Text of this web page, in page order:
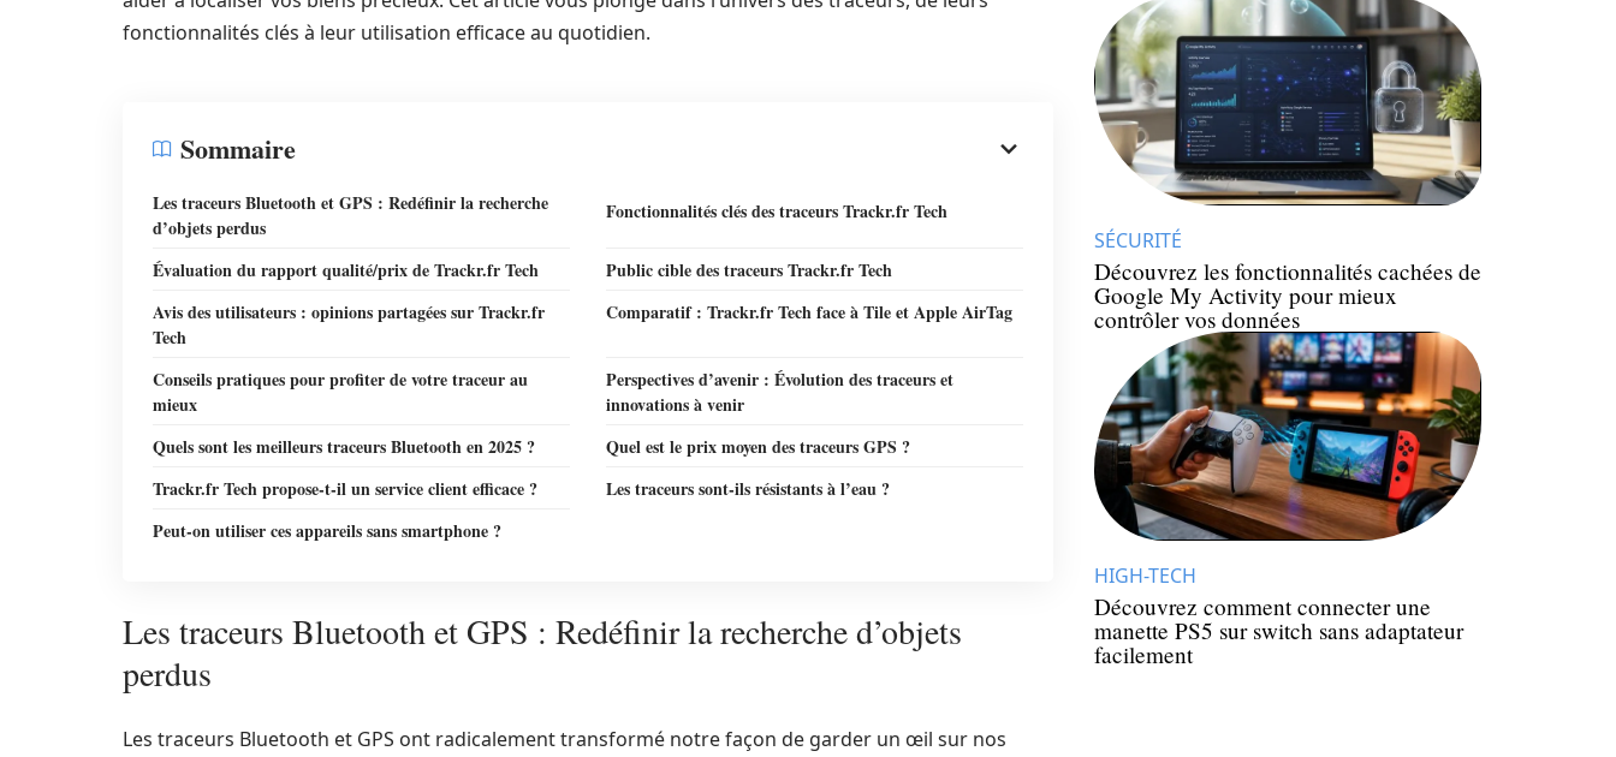
fonctionnalités clés à leur utilisation efficace au quotidien.
Sommaire
Les traceurs Bluetooth et GPS : Redéfinir la recherche
d’objets perdus
Fonctionnalités clés des traceurs Trackr.fr Tech
Évaluation du rapport qualité/prix de Trackr.fr Tech
Public cible des traceurs Trackr.fr Tech
Avis des utilisateurs : opinions partagées sur Trackr.fr
Tech
Comparatif : Trackr.fr Tech face à Tile et Apple AirTag
Conseils pratiques pour profiter de votre traceur au
mieux
Perspectives d’avenir : Évolution des traceurs et
innovations à venir
Quels sont les meilleurs traceurs Bluetooth en 2025 ?
Quel est le prix moyen des traceurs GPS ?
Trackr.fr Tech propose-t-il un service client efficace ?
Les traceurs sont-ils résistants à l’eau ?
Peut-on utiliser ces appareils sans smartphone ?
Les traceurs Bluetooth et GPS : Redéfinir la recherche d’objets
perdus
Les traceurs Bluetooth et GPS ont radicalement transformé notre façon de garder un œil sur nos
SÉCURITÉ
Découvrez les fonctionnalités cachées de
Google My Activity pour mieux
contrôler vos données
HIGH-TECH
Découvrez comment connecter une
manette PS5 sur switch sans adaptateur
facilement